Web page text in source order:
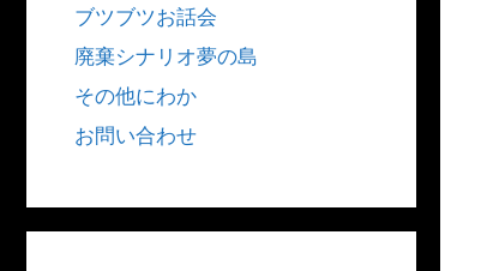
ブツブツお話会
廃棄シナリオ夢の島
その他にわか
お問い合わせ